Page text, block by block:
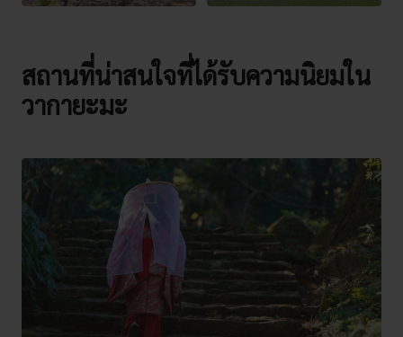
สถานที่น่าสนใจที่ได้รับความนิยมใน
วากายะมะ